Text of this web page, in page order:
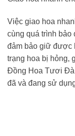
Việc giao hoa
cùng quá trình bảo
đảm bảo giữ được
trạng hoa bị hỏng,
Đồng Hoa Tươi Đà
đã và đang sử